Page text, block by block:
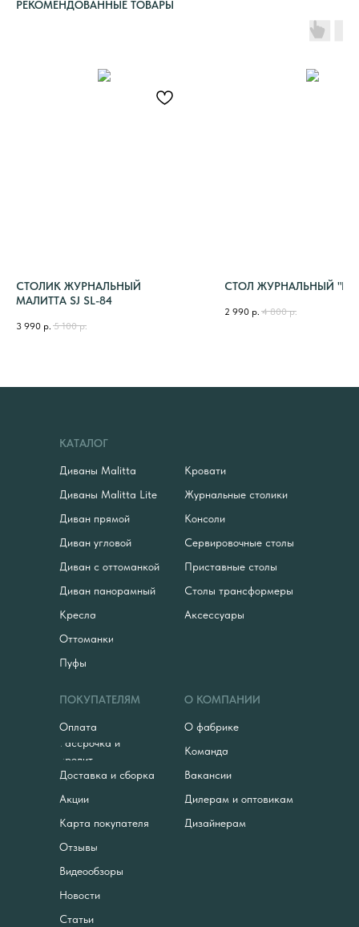
РЕКОМЕНДОВАННЫЕ ТОВАРЫ
СТОЛИК ЖУРНАЛЬНЫЙ
МАЛИТТА SJ SL-84
3 990 р. 5 100 р.
СТОЛ ЖУРНАЛЬНЫЙ
2 990 р. 4 800 р.
КАТАЛОГ
ПОКУПАТЕЛЯМ О КОМПАНИИ
Диваны Malitta Кровати
Оплата
О фабрике
Команда
Вакансии
Дилерам и оптовикам
Дизайнерам
Рассрочка и
кредит
Доставка и сборка
Акции
Карта покупателя
Отзывы
Видеообзоры
Новости
Статьи
Журнальные столики
Консоли
Сервировочные столы
Приставные столы
Столы трансформеры
Аксессуары
Диваны Malitta Lite
Диван прямой
Диван угловой
Диван с оттоманкой
Диван панорамный
Кресла
Оттоманки
Пуфы